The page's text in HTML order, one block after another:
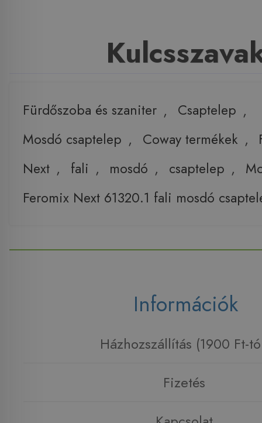
Fürdőszoba és szaniter , Csaptelep ,
Mosdó csaptelep , Coway termékek ,
Next , fali , mosdó , csaptelep ,
Feromix Next 61320.1 fali mosdó
Információk
Házhozszállítás (1900 Ft-
Fizetés